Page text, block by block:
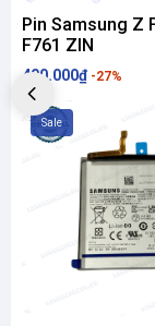
Pin Samsung Z
F761 ZIN
400.000₫ -27%
Sale